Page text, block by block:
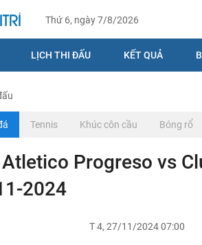
Thứ 6, ngày 7/8/2026
LỊCH THI ĐẤU KẾT QUẢ
Tennis Khúc côn cầu Bóng rổ
Progreso vs
2024
T 4, 27/11/2024 07:00